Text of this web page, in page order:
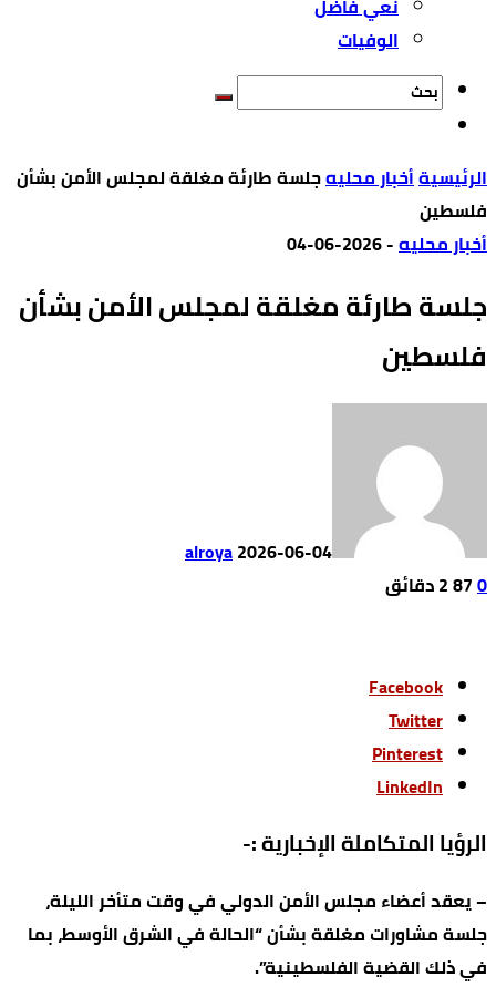
الوفيات
‫الرئيسية‬أخبار محليهجلسة طارئة مغلقة لمجلس الأمن بشأن
فلسطين
أخبار محليه-
2026-06-04
جلسة طارئة مغلقة لمجلس الأمن بشأن
فلسطين
alroya2026-06-04
0
872 ‫دقائق‬
Facebook
Twitter
Pinterest
LinkedIn
الرؤيا المتكاملة الإخبارية :-
– يعقد أعضاء مجلس الأمن الدولي في وقت متأخر الليلة،
جلسة مشاورات مغلقة بشأن “الحالة في الشرق الأوسط، بما
في ذلك القضية الفلسطينية”.